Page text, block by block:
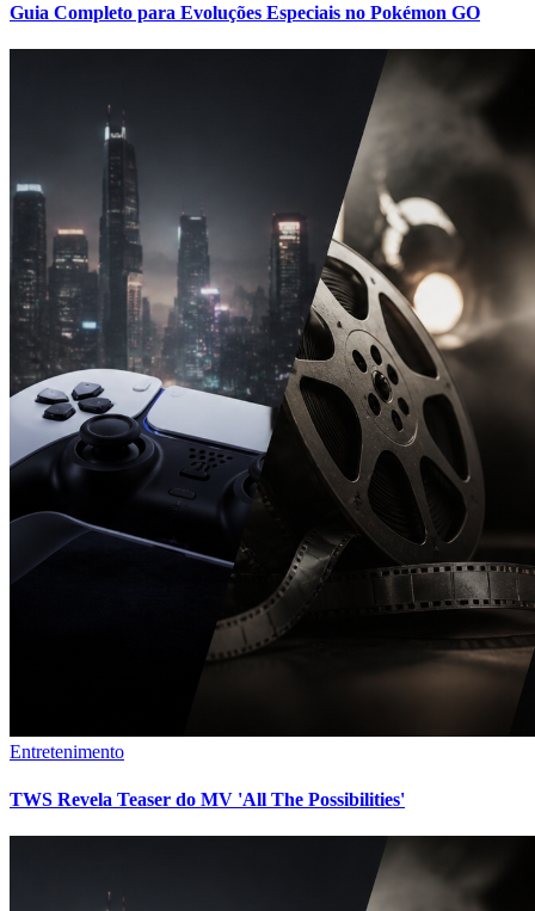
Guia Completo para Evoluções Especiais no Pokémon GO
Entretenimento
TWS Revela Teaser do MV 'All The Possibilities'